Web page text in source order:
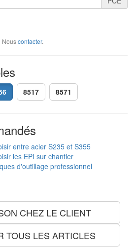
Nouscontacter.
8517 8571
entre acier S235 et S355
les EPI sur chantier
d'outillage professionnel
CHEZ LE CLIENT
TOUS LES ARTICLES